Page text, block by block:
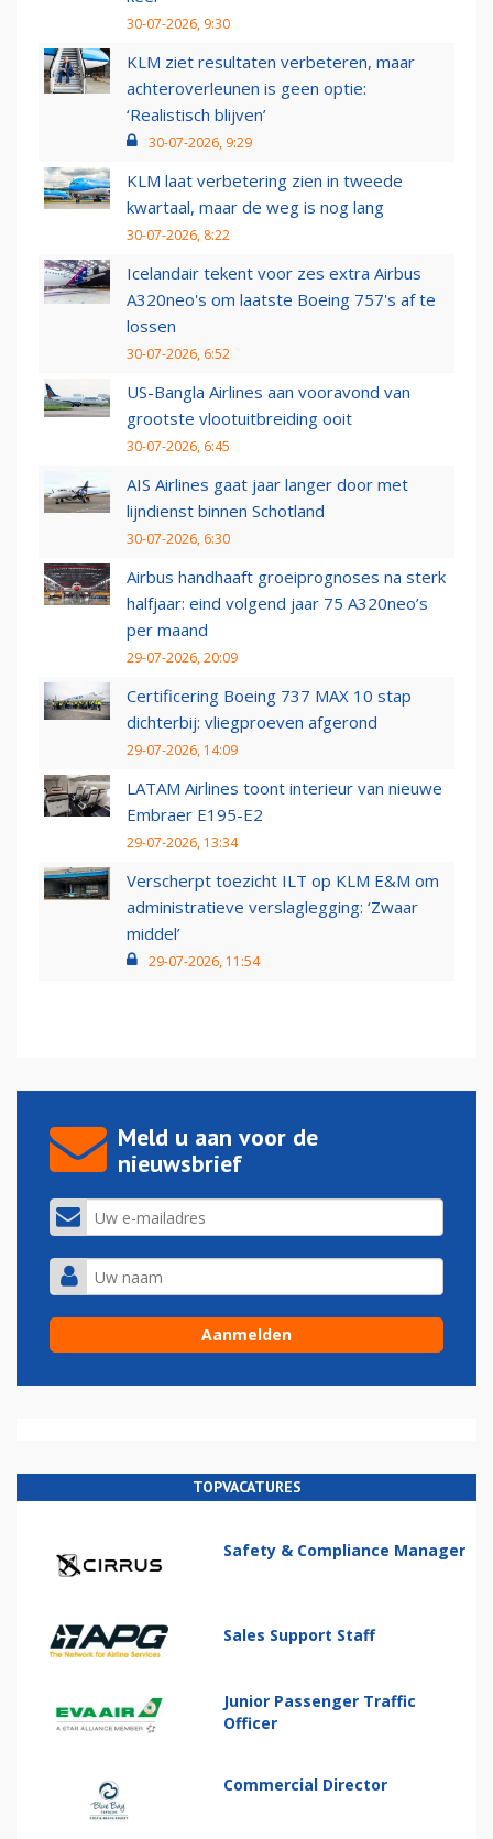
30-07-2026, 9:30
KLM ziet resultaten verbeteren, maar
achteroverleunen is geen optie:
‘Realistisch blijven’
30-07-2026, 9:29
KLM laat verbetering zien in tweede
kwartaal, maar de weg is nog lang
30-07-2026, 8:22
Icelandair tekent voor zes extra Airbus
A320neo's om laatste Boeing 757's af te
lossen
30-07-2026, 6:52
US-Bangla Airlines aan vooravond van
grootste vlootuitbreiding ooit
30-07-2026, 6:45
AIS Airlines gaat jaar langer door met
lijndienst binnen Schotland
30-07-2026, 6:30
Airbus handhaaft groeiprognoses na sterk
halfjaar: eind volgend jaar 75 A320neo’s
per maand
29-07-2026, 20:09
Certificering Boeing 737 MAX 10 stap
dichterbij: vliegproeven afgerond
29-07-2026, 14:09
LATAM Airlines toont interieur van nieuwe
Embraer E195-E2
29-07-2026, 13:34
Verscherpt toezicht ILT op KLM E&M om
administratieve verslaglegging: ‘Zwaar
middel’
29-07-2026, 11:54
Meld u aan voor de
nieuwsbrief
TOPVACATURES
Safety & Compliance Manager
Sales Support Staff
Junior Passenger Traffic
Officer
Commercial Director